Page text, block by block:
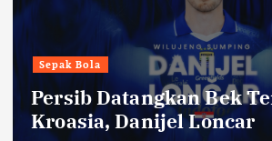
Sepak Bola
Persib Datangkan Bek
Kroasia, Danijel Loncar